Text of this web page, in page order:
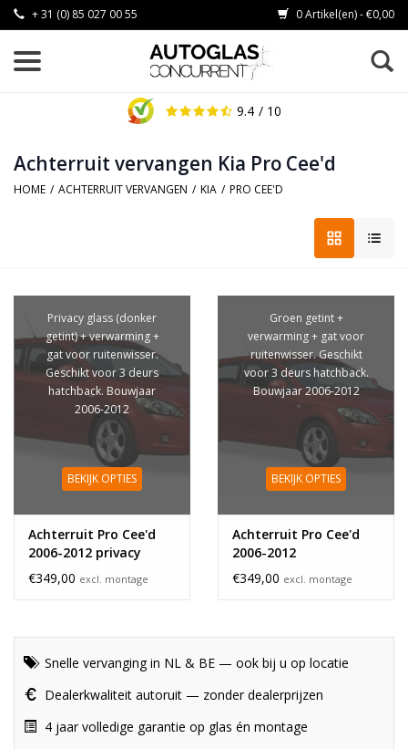
+ 31 (0) 85 027 00 55 0 Artikel(en) - €0,00
9.4 / 10
Achterruit vervangen Kia Pro Cee'd
HOME / ACHTERRUIT VERVANGEN / KIA / PRO CEE'D
Privacy glass (donker
getint) + verwarming +
gat voor ruitenwisser.
Geschikt voor 3 deurs
hatchback. Bouwjaar
2006-2012
BEKIJK OPTIES
Achterruit Pro Cee'd
2006-2012 privacy
glass
€349,00 excl. montage
Groen getint +
verwarming + gat voor
ruitenwisser. Geschikt
voor 3 deurs hatchback.
Bouwjaar 2006-2012
BEKIJK OPTIES
Achterruit Pro Cee'd
2006-2012
€349,00 excl. montage
Snelle vervanging in NL & BE — ook bij u op locatie
Dealerkwaliteit autoruit — zonder dealerprijzen
4 jaar volledige garantie op glas én montage